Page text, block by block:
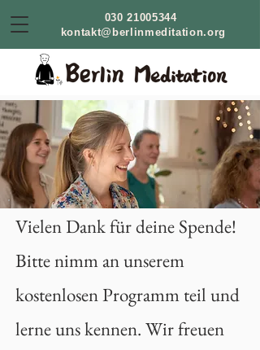
030 21005344
kontakt@berlinmeditation.org
Vielen Dank für deine Spende!
Bitte nimm an unserem
kostenlosen Programm teil und
lerne uns kennen. Wir freuen